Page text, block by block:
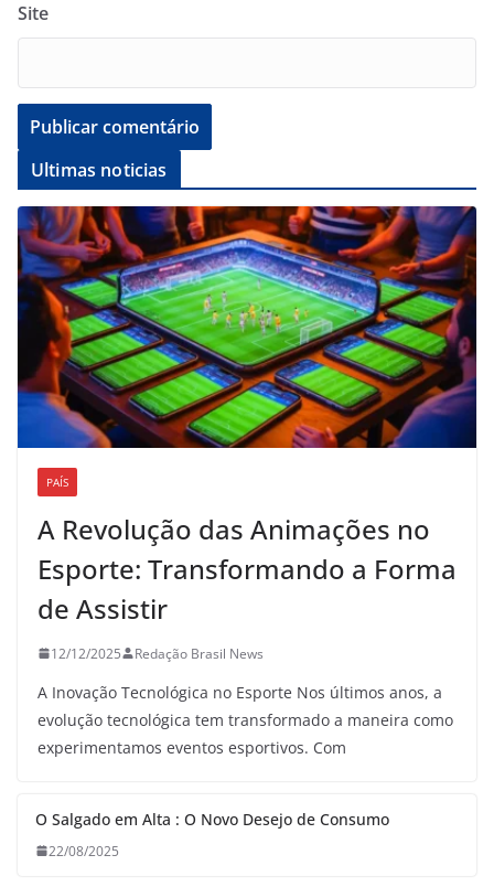
Site
Ultimas noticias
PAÍS
A Revolução das Animações no
Esporte: Transformando a Forma
de Assistir
12/12/2025 Redação Brasil News
A Inovação Tecnológica no Esporte Nos últimos anos, a
evolução tecnológica tem transformado a maneira como
experimentamos eventos esportivos. Com
O Salgado em Alta : O Novo Desejo de Consumo
22/08/2025